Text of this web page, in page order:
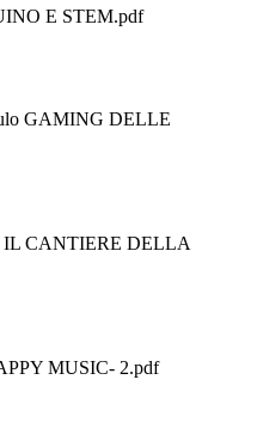
E STEM.pdf
GAMING DELLE
CANTIERE DELLA
MUSIC- 2.pdf